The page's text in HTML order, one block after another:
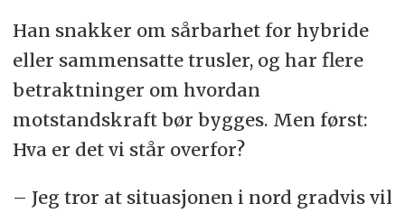
Han snakker om sårbarhet for hybride
eller sammensatte trusler, og har flere
betraktninger om hvordan
motstandskraft bør bygges. Men først:
Hva er det vi står overfor?
– Jeg tror at situasjonen i nord gradvis vil